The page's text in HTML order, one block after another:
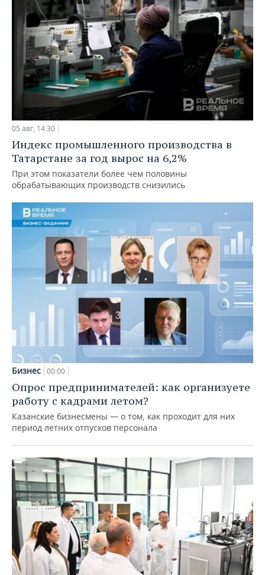
05 авг, 14:30
Индекс промышленного производства в
Татарстане за год вырос на 6,2%
При этом показатели более чем половины
обрабатывающих производств снизились
Бизнес 00:00
Опрос предпринимателей: как организуете
работу с кадрами летом?
Казанские бизнесмены — о том, как проходит для них
период летних отпусков персонала